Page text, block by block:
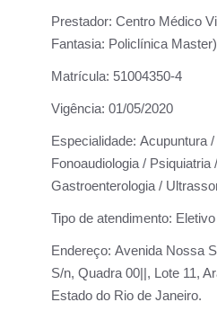
Prestador: Centro Médico
Fantasia: Policlínica Master)
Matrícula: 51004350-4
Vigência: 01/05/2020
Especialidade: Acupuntura
Fonoaudiologia /
Gastroenterologia /
Tipo de atendimento: Eletivo
Endereço: Avenida Nossa
S/n, Quadra 00||, Lote 11,
Estado do Rio de Janeiro.